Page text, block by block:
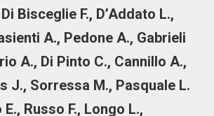
Bisceglie F., D’Addato L.,
A., Pedone A., Gabrieli
A., Di Pinto C., Cannillo A.,
J., Sorressa M., Pasquale L.
Russo F., Longo L.,